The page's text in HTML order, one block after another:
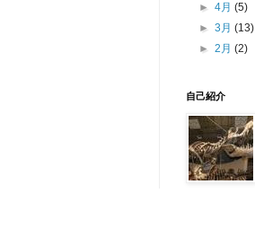
►4月(5)
►3月(13)
►2月(2)
自己紹介